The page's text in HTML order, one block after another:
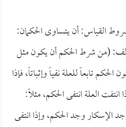
القياس: أن يتساوى الحكمان:
(من شرط الحكم أن يكون مثل
تابعاً للعلة نفياً وإثباتاً، فإذا
العلة انتفى الحكم، مثلاً:
الإسكار وجد الحكم، وإذا انتفى